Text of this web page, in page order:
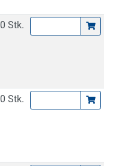
0 Stk.
0 Stk.